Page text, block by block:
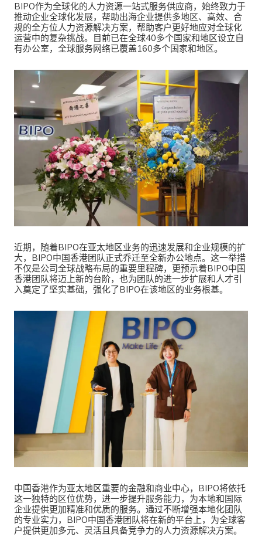
BIPO作为全球化的人力资源一站式服务供应商，始终致力于
推动企业全球化发展，帮助出海企业提供多地区、高效、合
规的全方位人力资源解决方案，帮助客户更好地应对全球化
运营中的复杂挑战。目前已在全球40多个国家和地区设立自
有办公室，全球服务网络已覆盖160多个国家和地区。
近期，随着BIPO在亚太地区业务的迅速发展和企业规模的扩
大，BIPO中国香港团队正式乔迁至全新办公地点。这一举措
不仅是公司全球战略布局的重要里程碑，更预示着BIPO中国
香港团队将迈上新的台阶，也为团队的进一步扩展和人才引
入奠定了坚实基础，强化了BIPO在该地区的业务根基。
中国香港作为亚太地区重要的金融和商业中心，BIPO将依托
这一独特的区位优势，进一步提升服务能力，为本地和国际
企业提供更加精准和优质的服务。通过不断增强本地化团队
的专业实力，BIPO中国香港团队将在新的平台上，为全球客
户提供更加多元、灵活且具备竞争力的人力资源解决方案。